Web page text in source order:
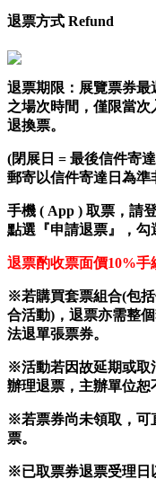
退票方式 Refund
退票期限： 展覽票券最
之場次時間，僅限當
退換票。
(閉展日 = 最後信件寄達
郵寄以信件寄達日為準
手機 ( App ) 取票， 請
點選『申請退票』，勾
退票酌收票面價10%手
※若購買套票組合(包
合活動)，退票亦需整
法退單張票券。
※活動若因故延期或取
辦理退票，主辦單位恕
※若票券尚未領取，可
票。
※已取票券退票受理日